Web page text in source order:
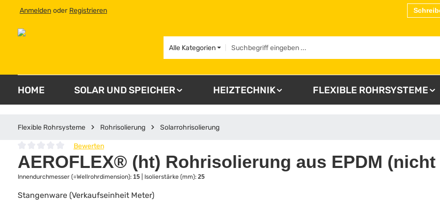
Hauptinhalt springen
Zur Suche springen
Zur Hauptnavigation springen
Anmelden oder Registrieren
Alle Kategorien
HOME SOLAR UND SPEICHER HEIZTECHNIK FLEXIBLE ROHRSYSTEME
Flexible Rohrsysteme Rohrisolierung Solarrohrisolierung
Durchschnittliche Bewertung von 0 von 5 Sternen
Bewerten
AEROFLEX® (ht) Rohrisolierung aus EPDM
Innendurchmesser (=Wellrohrdimension): 15 Isolierstärke (mm): 25
Stangenware (Verkaufseinheit Meter)